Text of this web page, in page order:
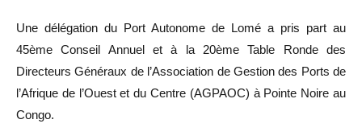
Une délégation du Port Autonome de Lomé a pris part au
45ème Conseil Annuel et à la 20ème Table Ronde des
Directeurs Généraux de l’Association de Gestion des Ports de
l’Afrique de l’Ouest et du Centre (AGPAOC) à Pointe Noire au
Congo.